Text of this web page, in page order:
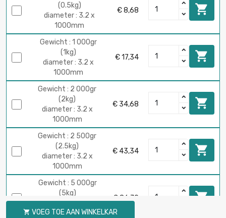
(0.5kg)
diameter : 3.2 x
1000mm
€ 8,68 
Gewicht : 1 000gr
(1kg)
diameter : 3.2 x
1000mm
€ 17,34 
Gewicht : 2 000gr
(2kg)
diameter : 3.2 x
1000mm
€ 34,68 
Gewicht : 2 500gr
(2.5kg)
diameter : 3.2 x
1000mm
€ 43,34 
Gewicht : 5 000gr
(5kg)
diameter : 3.2 x
1000mm
€ 86,70 
 VOEG TOE AAN WINKELKAR